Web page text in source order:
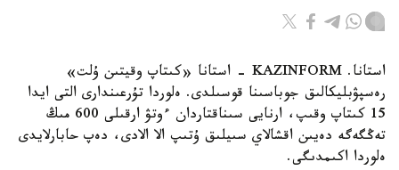
استانا. KAZINFORM - استانا «كىتاپ وقيتىن ۇلت»
رەسپۋبليكالىق جوباسىنا قوسىلدى. ەلوردا تۇرعىندارى التى ايدا
15 كىتاپ وقىپ، ارنايى سىناقتاردان ءوتۋ ارقىلى 600 مىڭ
تەڭگەگە دەيىن اقشالاي سىيلىق ۇتىپ الا الادى، دەپ حابارلايدى
ەلوردا اكىمدىگى.